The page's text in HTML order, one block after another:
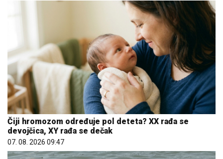
Čiji hromozom određuje pol deteta? XX rađa se
devojčica, XY rađa se dečak
07. 08. 2026 09:47